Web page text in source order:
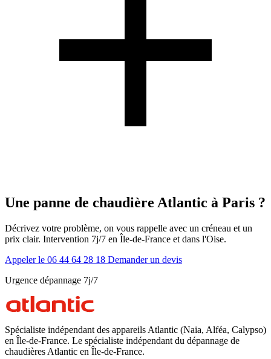
Une panne de chaudière Atlantic à Paris ?
Décrivez votre problème, on vous rappelle avec un créneau et un
prix clair. Intervention 7j/7 en Île-de-France et dans l'Oise.
Appeler le 06 44 64 28 18 Demander un devis
Urgence dépannage 7j/7
Spécialiste indépendant des appareils Atlantic (Naia, Alféa, Calypso)
en Île-de-France. Le spécialiste indépendant du dépannage de
chaudières Atlantic en Île-de-France.